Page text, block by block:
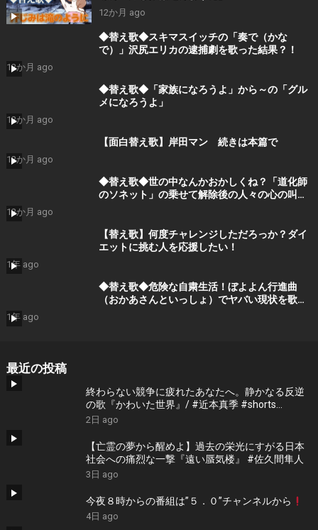
12か月 ago
◆替え歌◆スキマスイッチの「奏で（かな
で）」沢尻エリカの逮捕劇を歌った結果？！
12か月 ago
◆替え歌◆「家族になろうよ」から～の「グル
メになろうよ」
12か月 ago
【面白替え歌】岸田マン 続きは本篇で
12か月 ago
◆替え歌◆世の中なんかおかしくね？「道化師
のソネット」の乗せて解除後の人々の心の叫び
12か月 ago
【替え歌】何度チャレンジしただろっか？ダイ
エットに挑む人を応援したい！
1年 ago
◆替え歌◆危険な自粛生活！ぼよよん行進曲
（おかあさんといっしょ）でヤバい現状を歌で
1年 ago
最近の投稿
終わらない競争に疲れたあなたへ。静かなる反逆
の歌『かわいた世界』/ #近本真季 #shorts
#music
2日 ago
【亡霊の夢から醒めよ】過去の栄光にすがる日本
社会への痛烈な一撃『遠い蜃気楼』 #佐久間隼人
3日 ago
今夜８時からの番組は”５．０”チャンネルから
4日 ago